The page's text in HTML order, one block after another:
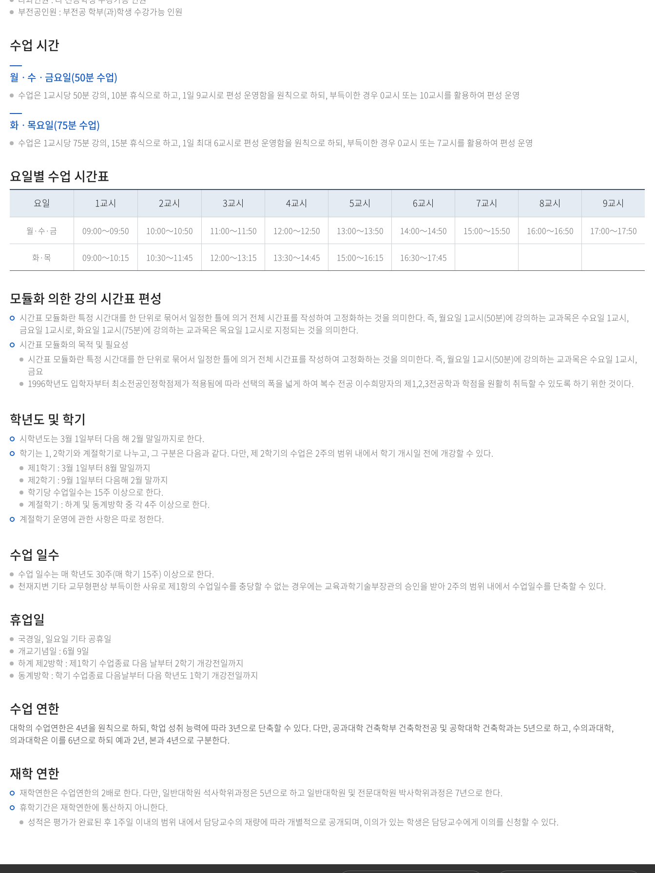
부전공인원 : 부전공 학부(과)학생 수강가능 인원
수업 시간
월ㆍ수ㆍ금요일(50분 수업)
수업은 1교시당 50분 강의, 10분 휴식으로 하고, 1일 9교시로 편성 운영함을 원칙으로 하되, 부득이한 경우 0교시 또는 10교시를 활용하여 편성 운영
화ㆍ목요일(75분 수업)
수업은 1교시당 75분 강의, 15분 휴식으로 하고, 1일 최대 6교시로 편성 운영함을 원칙으로 하되, 부득이한 경우 0교시 또는 7교시를 활용하여 편성 운영
요일별 수업 시간표
요일 1교시 2교시 3교시 4교시 5교시 6교시 7교시 8교시 9교시
월·수·금 09:00～09:50 10:00～10:50 11:00～11:50 12:00～12:50 13:00～13:50 14:00～14:50 15:00～15:50 16:00～16:50 17:00～17:50
화·목 09:00～10:15 10:30～11:45 12:00～13:15 13:30～14:45 15:00～16:15 16:30～17:45
모듈화 의한 강의 시간표 편성
시간표 모듈화란 특정 시간대를 한 단위로 묶어서 일정한 틀에 의거 전체 시간표를 작성하여 고정화하는 것을 의미한다. 즉, 월요일 1교시(50분)에 강의하는 교과목은 수요일 1교시,
금요일 1교시로, 화요일 1교시(75분)에 강의하는 교과목은 목요일 1교시로 지정되는 것을 의미한다.
시간표 모듈화의 목적 및 필요성
시간표 모듈화란 특정 시간대를 한 단위로 묶어서 일정한 틀에 의거 전체 시간표를 작성하여 고정화하는 것을 의미한다. 즉, 월요일 1교시(50분)에 강의하는 교과목은 수요일 1교시,
금요
1996학년도 입학자부터 최소전공인정학점제가 적용됨에 따라 선택의 폭을 넓게 하여 복수 전공 이수희망자의 제1,2,3전공학과 학점을 원활히 취득할 수 있도록 하기 위한 것이다.
학년도 및 학기
시학년도는 3월 1일부터 다음 해 2월 말일까지로 한다.
학기는 1, 2학기와 계절학기로 나누고, 그 구분은 다음과 같다. 다만, 제 2학기의 수업은 2주의 범위 내에서 학기 개시일 전에 개강할 수 있다.
제1학기 : 3월 1일부터 8월 말일까지
제2학기 : 9월 1일부터 다음해 2월 말까지
학기당 수업일수는 15주 이상으로 한다.
계절학기 : 하계 및 동계방학 중 각 4주 이상으로 한다.
계절학기 운영에 관한 사항은 따로 정한다.
수업 일수
수업 일수는 매 학년도 30주(매 학기 15주) 이상으로 한다.
천재지변 기타 교무형편상 부득이한 사유로 제1항의 수업일수를 충당할 수 없는 경우에는 교육과학기술부장관의 승인을 받아 2주의 범위 내에서 수업일수를 단축할 수 있다.
휴업일
국경일, 일요일 기타 공휴일
개교기념일 : 6월 9일
하계 제2방학 : 제1학기 수업종료 다음 날부터 2학기 개강전일까지
동계방학 : 학기 수업종료 다음날부터 다음 학년도 1학기 개강전일까지
수업 연한
대학의 수업연한은 4년을 원칙으로 하되, 학업 성취 능력에 따라 3년으로 단축할 수 있다. 다만, 공과대학 건축학부 건축학전공 및 공학대학 건축학과는 5년으로 하고, 수의과대학,
의과대학은 이를 6년으로 하되 예과 2년, 본과 4년으로 구분한다.
재학 연한
재학연한은 수업연한의 2배로 한다. 다만, 일반대학원 석사학위과정은 5년으로 하고 일반대학원 및 전문대학원 박사학위과정은 7년으로 한다.
휴학기간은 재학연한에 통산하지 아니한다.
성적은 평가가 완료된 후 1주일 이내의 범위 내에서 담당교수의 재량에 따라 개별적으로 공개되며, 이의가 있는 학생은 담당교수에게 이의를 신청할 수 있다.